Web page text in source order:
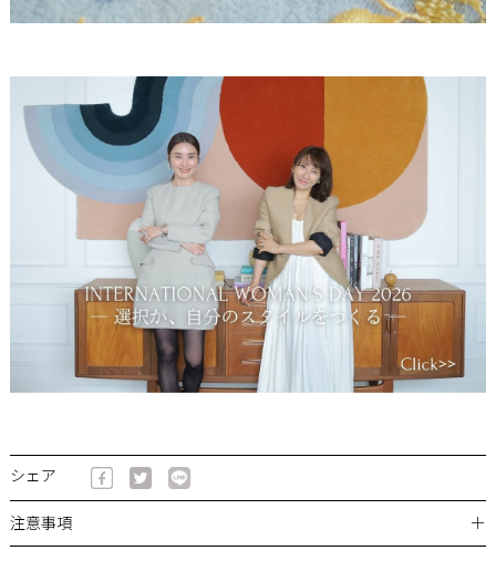
シェア
注意事項 ＋